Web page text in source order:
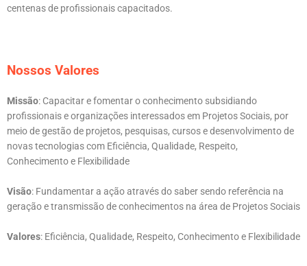
centenas de profissionais capacitados.
Nossos Valores
Missão: Capacitar e fomentar o conhecimento subsidiando
profissionais e organizações interessados em Projetos Sociais, por
meio de gestão de projetos, pesquisas, cursos e desenvolvimento de
novas tecnologias com Eficiência, Qualidade, Respeito,
Conhecimento e Flexibilidade
Visão: Fundamentar a ação através do saber sendo referência na
geração e transmissão de conhecimentos na área de Projetos Sociais
Valores: Eficiência, Qualidade, Respeito, Conhecimento e Flexibilidade